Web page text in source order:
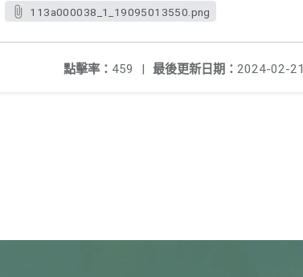
113a000038_1_19095013550.png
最後更新日期： 2024-02-21
點擊率： 459 |